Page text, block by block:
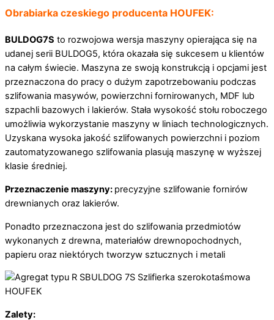
Obrabiarka czeskiego producenta HOUFEK:
BULDOG7S to rozwojowa wersja maszyny opierająca się na
udanej serii BULDOG5, która okazała się sukcesem u klientów
na całym świecie. Maszyna ze swoją konstrukcją i opcjami jest
przeznaczona do pracy o dużym zapotrzebowaniu podczas
szlifowania masywów, powierzchni fornirowanych, MDF lub
szpachli bazowych i lakierów. Stała wysokość stołu roboczego
umożliwia wykorzystanie maszyny w liniach technologicznych.
Uzyskana wysoka jakość szlifowanych powierzchni i poziom
zautomatyzowanego szlifowania plasują maszynę w wyższej
klasie średniej.
Przeznaczenie maszyny: precyzyjne szlifowanie fornirów
drewnianych oraz lakierów.
Ponadto przeznaczona jest do szlifowania przedmiotów
wykonanych z drewna, materiałów drewnopochodnych,
papieru oraz niektórych tworzyw sztucznych i metali
Zalety: